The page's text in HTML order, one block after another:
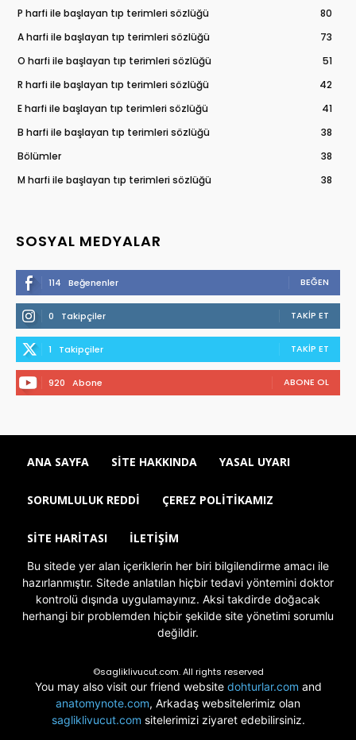
P harfi ile başlayan tıp terimleri sözlüğü
80
A harfi ile başlayan tıp terimleri sözlüğü
73
O harfi ile başlayan tıp terimleri sözlüğü
51
R harfi ile başlayan tıp terimleri sözlüğü
42
E harfi ile başlayan tıp terimleri sözlüğü
41
B harfi ile başlayan tıp terimleri sözlüğü
38
Bölümler
38
M harfi ile başlayan tıp terimleri sözlüğü
38
SOSYAL MEDYALAR
114 Beğenenler BEĞEN
0 Takipçiler TAKIP ET
1 Takipçiler TAKIP ET
920 Abone ABONE OL
ANA SAYFA SITE HAKKINDA YASAL UYARI
SORUMLULUK REDDI ÇEREZ POLITIKAMIZ
SITE HARITASI İLETIŞIM
Bu sitede yer alan içeriklerin her biri bilgilendirme amacı ile
hazırlanmıştır. Sitede anlatılan hiçbir tedavi yöntemini doktor
kontrolü dışında uygulamayınız. Aksi takdirde doğacak
herhangi bir problemden hiçbir şekilde site yönetimi sorumlu
değildir.
©sagliklivucut.com. All rights reserved
You may also visit our friend website dohturlar.com and
anatomynote.com, Arkadaş websitelerimiz olan
sagliklivucut.com sitelerimizi ziyaret edebilirsiniz.